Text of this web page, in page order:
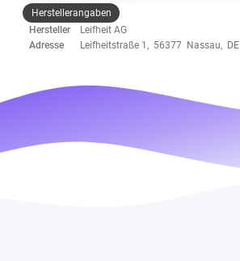
Herstellerangaben
Hersteller
Leifheit AG
Adresse
Leifheitstraße 1, 56377 Nassau, DE